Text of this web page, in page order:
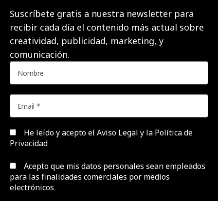
Suscríbete gratis a nuestra newsletter para
recibir cada día el contenido más actual sobre
creatividad, publicidad, marketing, y
comunicación.
He leído y acepto el Aviso Legal y la Política de
Privacidad
Acepto que mis datos personales sean empleados
para las finalidades comerciales por medios
electrónicos